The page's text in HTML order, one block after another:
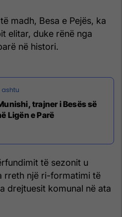
madh, Besa e Pejës, ka
elitar, duke rënë nga
në histori.
trajner i Besës së
Ligën e Parë
të sezonit u
rreth një ri-formatimi të
drejtuesit komunal në ata